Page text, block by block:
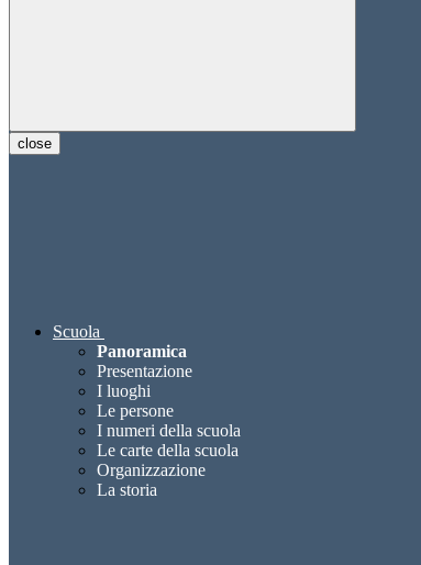
close
Scuola
Panoramica
Presentazione
I luoghi
Le persone
I numeri della scuola
Le carte della scuola
Organizzazione
La storia